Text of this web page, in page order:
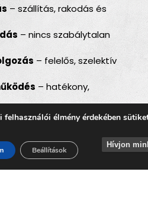
– szállítás, rakodás és
– nincs szabálytalan
– felelős, szelektív
– hatékony,
Almásfüzitő –
minden
élmény érdekében
Beállítások
Hívjon